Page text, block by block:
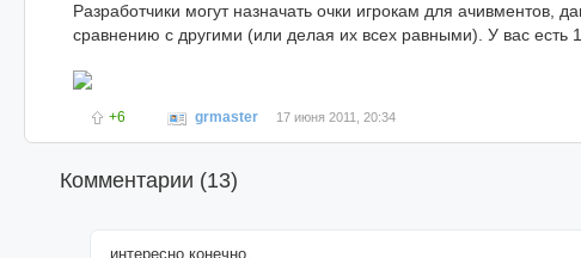
Разработчики могут назначать очки игрокам для ачивментов,
сравнению с другими (или делая их всех равными). У вас есть
+6 grmaster 17 июня 2011, 20:34
Комментарии (13)
интересно конечно,